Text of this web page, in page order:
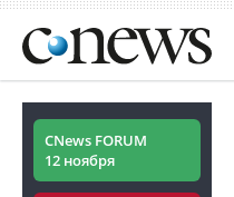
CNews FORUM
12 ноября